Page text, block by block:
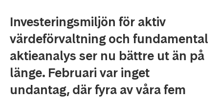
Investeringsmiljön för aktiv
värdeförvaltning och fundamental
aktieanalys ser nu bättre ut än på
länge. Februari var inget
undantag, där fyra av våra fem